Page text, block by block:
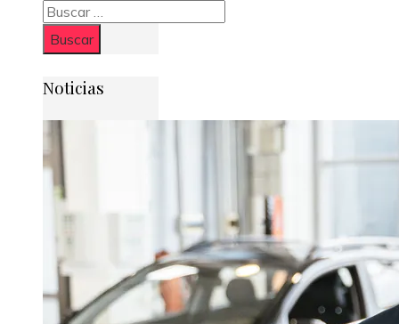
Buscar:
Noticias